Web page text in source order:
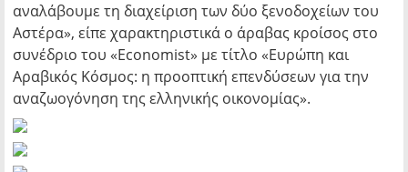
αναλάβουμε τη διαχείριση των δύο ξενοδοχείων του
Αστέρα», είπε χαρακτηριστικά ο άραβας κροίσος στο
συνέδριο του «Economist» με τίτλο «Ευρώπη και
Αραβικός Κόσμος: η προοπτική επενδύσεων για την
αναζωογόνηση της ελληνικής οικονομίας».